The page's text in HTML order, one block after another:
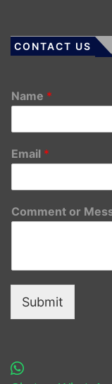
CONTACT US
Name *
Email *
Comment or
Submit